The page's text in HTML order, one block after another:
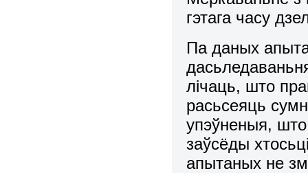
гэтага часу
Па даных
лічаць, што
расьсеяць
упэўненыя,
заўсёды
апытаных не